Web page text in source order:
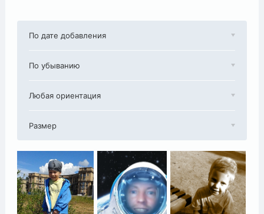
По дате добавления
По убыванию
Любая ориентация
Размер